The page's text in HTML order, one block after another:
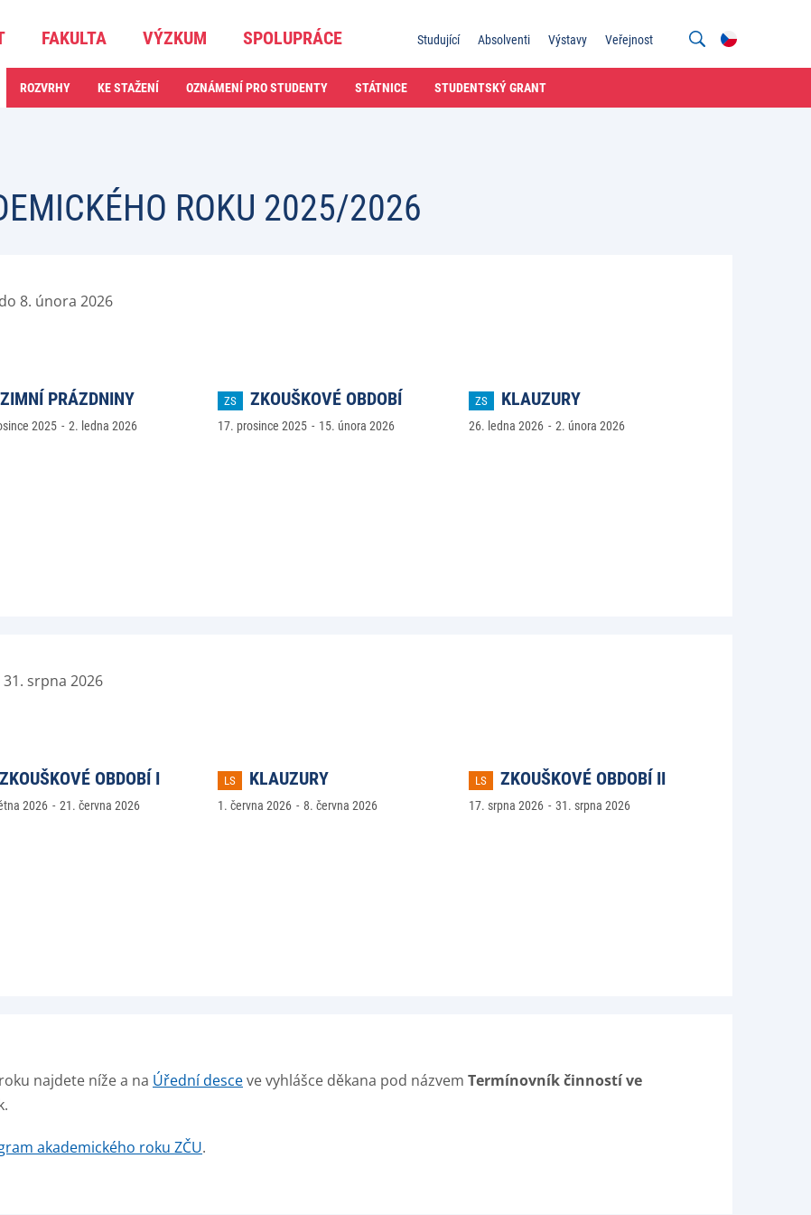
FAKULTA VÝZKUM SPOLUPRÁCE Studující Absolventi Výstavy Veřejnost
ROZVRHY KE STAŽENÍ OZNÁMENÍ PRO STUDENTY STÁTNICE STUDENTSKÝ GRANT
ROKU 2025/2026
8. února 2026
ZIMNÍ PRÁZDNINY
2025 2. ledna 2026
ZS ZKOUŠKOVÉ OBDOBÍ
17. prosince 2025 15. února 2026
ZS KLAUZURY
26. ledna 2026 2. února 2026
srpna 2026
ZKOUŠKOVÉ OBDOBÍ I
2026 21. června 2026
LS KLAUZURY
1. června 2026 8. června 2026
LS ZKOUŠKOVÉ OBDOBÍ II
17. srpna 2026 31. srpna 2026
najdete níže a na Úřední desceve vyhlášce děkana pod názvem Termínovník činností ve
akademického roku ZČU.